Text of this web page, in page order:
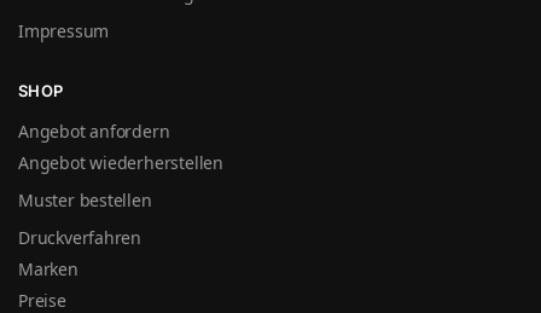
Impressum
SHOP
Angebot anfordern
Angebot wiederherstellen
Muster bestellen
Druckverfahren
Marken
Preise